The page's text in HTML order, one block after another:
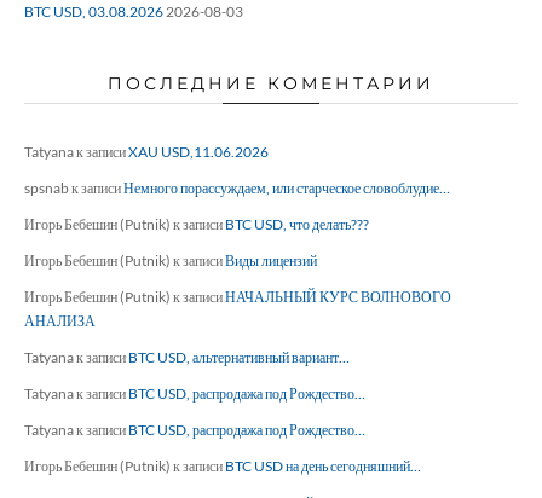
BTC USD, 03.08.2026 2026-08-03
ПОСЛЕДНИЕ КОМЕНТАРИИ
Tatyanaк записиXAU USD,11.06.2026
spsnabк записиНемного порассуждаем, или старческое словоблудие…
Игорь Бебешин (Putnik) к записи BTC USD, что делать???
Игорь Бебешин (Putnik) к записиВиды лицензий
Игорь Бебешин (Putnik) к записиНАЧАЛЬНЫЙ КУРС ВОЛНОВОГО
АНАЛИЗА
Tatyanaк записи BTC USD, альтернативный вариант…
Tatyanaк записи BTC USD, распродажа под Рождество…
Tatyanaк записи BTC USD, распродажа под Рождество…
Игорь Бебешин (Putnik) к записи BTC USD на день сегодняшний…